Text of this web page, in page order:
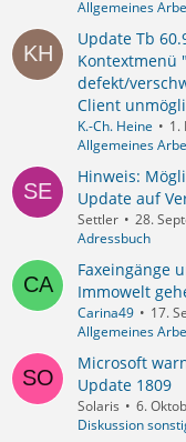
Allgemeines
Update Tb
Kontextmenü
defekt/
Client
K.-Ch. Heine
1.
Allgemeines
Hinweis:
Update auf
Settler
28.
Adressbuch
Faxeingänge
Immowelt
Carina49
17.
Allgemeines
Microsoft
Update 1809
Solaris
6.
Diskussion